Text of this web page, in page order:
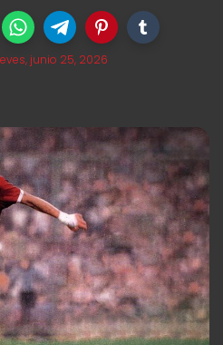
junio 25, 2026